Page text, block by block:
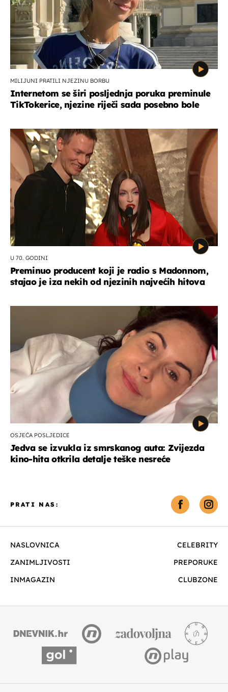
MILIJUNI PRATILI NJEZINU BORBU
Internetom se širi posljednja poruka preminule
TikTokerice, njezine riječi sada posebno bole
U 70. GODINI
Preminuo producent koji je radio s Madonnom,
stajao je iza nekih od njezinih najvećih hitova
OSJEĆA POSLJEDICE
Jedva se izvukla iz smrskanog auta: Zvijezda
kino-hita otkrila detalje teške nesreće
NASLOVNICA
CELEBRITY
ZANIMLJIVOSTI
PREPORUKE
INMAGAZIN
CLUBZONE
PRATI NAS: